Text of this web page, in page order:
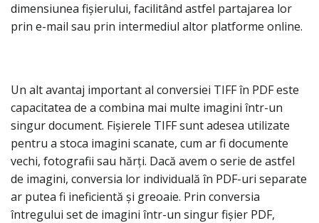
dimensiunea fișierului, facilitând astfel partajarea lor
prin e-mail sau prin intermediul altor platforme online.
Un alt avantaj important al conversiei TIFF în PDF este
capacitatea de a combina mai multe imagini într-un
singur document. Fișierele TIFF sunt adesea utilizate
pentru a stoca imagini scanate, cum ar fi documente
vechi, fotografii sau hărți. Dacă avem o serie de astfel
de imagini, conversia lor individuală în PDF-uri separate
ar putea fi ineficientă și greoaie. Prin conversia
întregului set de imagini într-un singur fișier PDF,